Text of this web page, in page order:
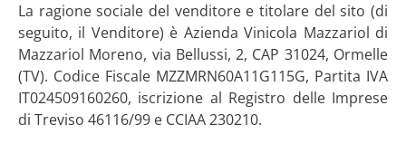
La ragione sociale del venditore e titolare del sito (di
seguito, il Venditore) è Azienda Vinicola Mazzariol di
Mazzariol Moreno, via Bellussi, 2, CAP 31024, Ormelle
(TV). Codice Fiscale MZZMRN60A11G115G, Partita IVA
IT024509160260, iscrizione al Registro delle Imprese
di Treviso 46116/99 e CCIAA 230210.